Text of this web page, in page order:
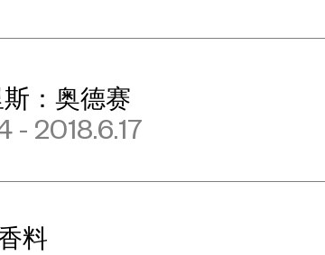
斯：奥德赛
- 2018.6.17
料